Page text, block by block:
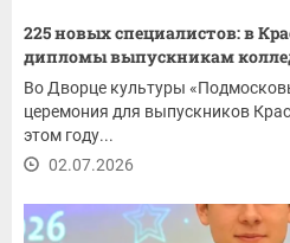
225 новых специалистов: в
дипломы выпускникам
Во Дворце культуры
церемония для выпускников
этом году...
02.07.2026